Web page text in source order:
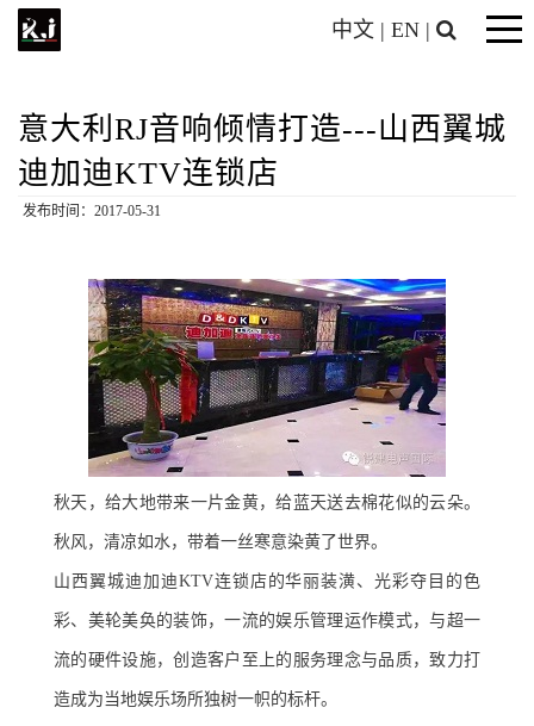
中文 | EN |
意大利RJ音响倾情打造---山西翼城
迪加迪KTV连锁店
发布时间：2017-05-31
秋天，给大地带来一片金黄，给蓝天送去棉花似的云朵。
秋风，清凉如水，带着一丝寒意染黄了世界。
山西翼城迪加迪KTV连锁店的华丽装潢、光彩夺目的色
彩、美轮美奂的装饰，一流的娱乐管理运作模式，与超一
流的硬件设施，创造客户至上的服务理念与品质，致力打
造成为当地娱乐场所独树一帜的标杆。